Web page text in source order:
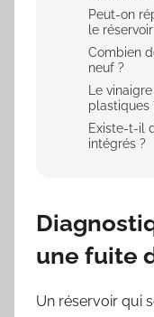
Peut-on
le
Combien
neuf ?
Le
plastiques
Existe-t-il
intégrés ?
une fuite
Un réservoir qui